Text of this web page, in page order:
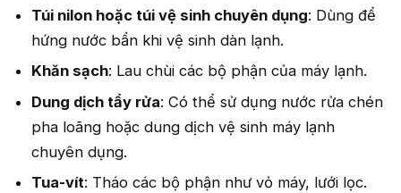
Túi nilon hoặc túi vệ sinh chuyên dụng: Dùng để
hứng nước bẩn khi vệ sinh dàn lạnh.
Khăn sạch: Lau chùi các bộ phận của máy lạnh.
Dung dịch tẩy rửa: Có thể sử dụng nước rửa chén
pha loãng hoặc dung dịch vệ sinh máy lạnh
chuyên dụng.
Tua-vít: Tháo các bộ phận như vỏ máy, lưới lọc.